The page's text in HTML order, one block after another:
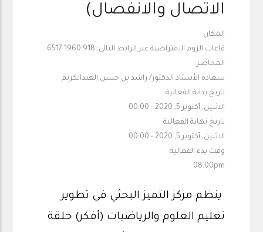
الاتصال والانفصال)
المكان
قاعات الزوم الافتراضية عبر الرابط التالي: 918 1960 6517
المحاضر
سعادة الأستاذ الدكتور/ راشد بن حسن العبدالكريم
تاريخ بداية الفعالية
الاثنين, أكتوبر 5, 2020 - 00:00
تاريخ نهاية الفعالية
الاثنين, أكتوبر 5, 2020 - 00:00
وقت بدء الفعالية
08:00pm
ينظم مركز التميز البحثي في تطوير
تعليم العلوم والرياضيات (أفكر) حلقة